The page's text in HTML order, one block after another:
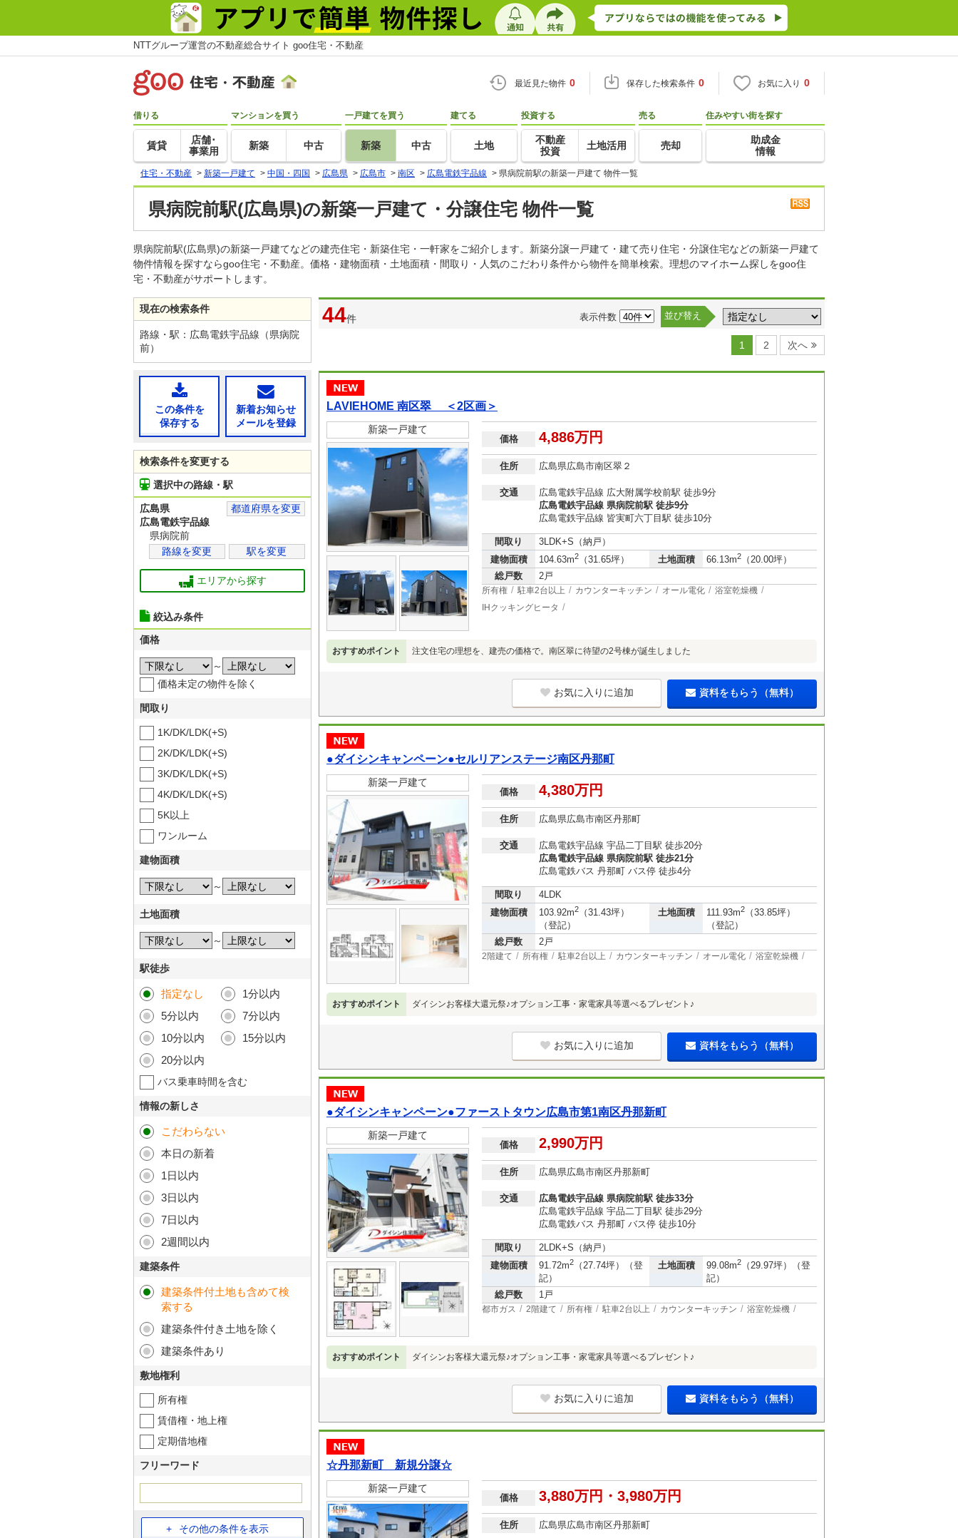
NTTグループ運営の不動産総合サイト goo住宅・不動産
最近見た物件 0 保存した検索条件 0 お気に入り 0
借りる
賃貸
店舗･
事業用
マンションを買う
新築 中古
一戸建てを買う
新築 中古
建てる
土地
投資する
不動産
投資
土地活用
売る
売却
住みやすい街を探す
助成金
情報
住宅・不動産 > 新築一戸建て > 中国・四国 > 広島県 > 広島市 > 南区 > 広島電鉄宇品線 > 県病院前駅の新築一戸建て 物件一覧
県病院前駅(広島県)の新築一戸建て・分譲住宅 物件一覧
県病院前駅(広島県)の新築一戸建てなどの建売住宅・新築住宅・一軒家をご紹介します。新築分譲一戸建て・建て売り住宅・分譲住宅などの新築一戸建て
物件情報を探すならgoo住宅・不動産。価格・建物面積・土地面積・間取り・人気のこだわり条件から物件を簡単検索。理想のマイホーム探しをgoo住
宅・不動産がサポートします。
44件 表示件数 並び替え
1 2 次へ
LAVIEHOME 南区翠 ＜2区画＞
新築一戸建て
価格 4,886万円
住所 広島県広島市南区翠２
交通
広島電鉄宇品線 広大附属学校前駅 徒歩9分
広島電鉄宇品線 県病院前駅 徒歩9分
広島電鉄宇品線 皆実町六丁目駅 徒歩10分
間取り
3LDK+S（納戸）
建物面積
104.63m2 （31.65坪） 土地面積 66.13m2
（20.00坪）
総戸数
2戸
所有権 駐車2台以上 カウンターキッチン オール電化
浴室乾燥機
IHクッキングヒータ
おすすめポイント 注文住宅の理想を、建売の価格で。南区翠に待望の2号棟が誕生しました
お気に入りに追加 資料をもらう（無料）
●ダイシンキャンペーン●セルリアンステージ南区丹那町
新築一戸建て
価格 4,380万円
住所 広島県広島市南区丹那町
交通
広島電鉄宇品線 宇品二丁目駅 徒歩20分
広島電鉄宇品線 県病院前駅 徒歩21分
広島電鉄バス 丹那町 バス停 徒歩4分
間取り
4LDK
建物面積
103.92m2
（31.43坪）
（登記）
土地面積 111.93m2
（33.85坪）
（登記）
総戸数
2戸
2階建て 所有権 駐車2台以上 カウンターキッチン オール電化 浴室乾燥機
おすすめポイント ダイシンお客様大還元祭♪オプション工事・家電家具等選べるプレゼント♪
お気に入りに追加 資料をもらう（無料）
●ダイシンキャンペーン●ファーストタウン広島市第1南区丹那新町
新築一戸建て
価格 2,990万円
住所 広島県広島市南区丹那新町
交通
広島電鉄宇品線 県病院前駅 徒歩33分
広島電鉄宇品線 宇品二丁目駅 徒歩29分
広島電鉄バス 丹那町 バス停 徒歩10分
間取り
2LDK+S（納戸）
建物面積
91.72m2
（27.74坪）（登
記）
土地面積 99.08m2
（29.97坪）（登
記）
総戸数
1戸
都市ガス 2階建て 所有権 駐車2台以上 カウンターキッチン 浴室乾燥機
おすすめポイント ダイシンお客様大還元祭♪オプション工事・家電家具等選べるプレゼント♪
お気に入りに追加 資料をもらう（無料）
☆丹那新町 新規分譲☆
新築一戸建て
価格 3,880万円・3,980万円
住所 広島県広島市南区丹那新町
現在の検索条件
路線・駅：広島電鉄宇品線（県病院
前）
この条件を
保存する
新着お知らせ
メールを登録
検索条件を変更する
選択中の路線・駅
広島県
都道府県を変更
広島電鉄宇品線
県病院前
路線を変更
駅を変更
エリアから探す
絞込み条件
価格
～
価格未定の物件を除く
間取り
1K/DK/LDK(+S)
2K/DK/LDK(+S)
3K/DK/LDK(+S)
4K/DK/LDK(+S)
5K以上
ワンルーム
建物面積
～
土地面積
～
駅徒歩
指定なし
1分以内
5分以内
7分以内
10分以内
15分以内
20分以内
バス乗車時間を含む
情報の新しさ
こだわらない
本日の新着
1日以内
3日以内
7日以内
2週間以内
建築条件
建築条件付土地も含めて検
索する
建築条件付き土地を除く
建築条件あり
敷地権利
所有権
賃借権・地上権
定期借地権
フリーワード
その他の条件を表示